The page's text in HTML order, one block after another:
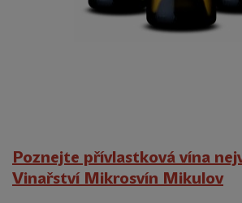
Poznejte přívlastková vína
Vinařství Mikrosvín Mikulov